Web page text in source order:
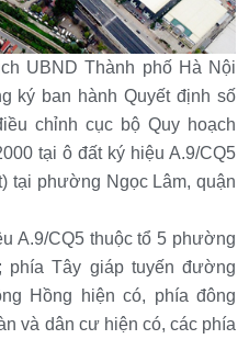
UBND Thành phố Hà Nội
ký ban hành Quyết định số
chỉnh cục bộ Quy hoạch
tại ô đất ký hiệu A.9/CQ5
tại phường Ngọc Lâm, quận
A.9/CQ5 thuộc tổ 5 phường
phía Tây giáp tuyến đường
Hồng hiện có, phía đông
và dân cư hiện có, các phía